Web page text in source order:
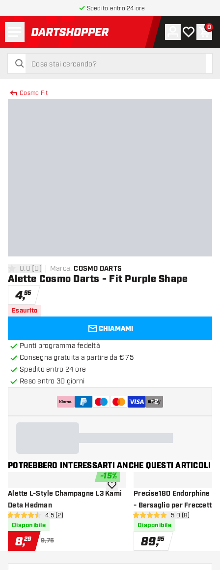
Spedito entro 24 ore
torna alla home page
cerca
cerca
Account
La mia0
Cosmo Fit
0 stelle di valutazione
0.0 [0] Marca: COSMO DARTS
Alette Cosmo Darts - Fit Purple Shape
4,95
Esaurito
CHIAMAMI
Punti programma fedeltà
Consegna gratuita a partire da € 75
Spedito entro 24 ore
Reso entro 30 giorni
+2
POTREBBERO INTERESSARTI ANCHE QUESTI ARTICOLI
-15%
Alette L-Style Champagne L3 Kami
Deta Hedman
apri pannello recensioni
4.5 stelle di valutazione
4.5 (2)
Disponibile
8,29 9,75
aggiungi alla lista dei desideri
Precise180 Endorphine
- Bersaglio per Freccette
Professionaleapri pannello
5 stelle di valutazione
5.0 (8)
Disponibile
89,95